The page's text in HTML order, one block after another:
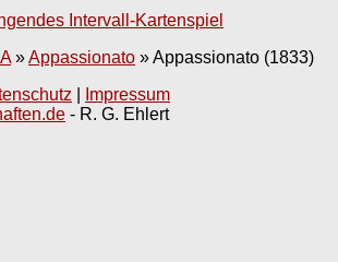
A »Appassionato »Appassionato (1833)
Impressum
- R. G. Ehlert